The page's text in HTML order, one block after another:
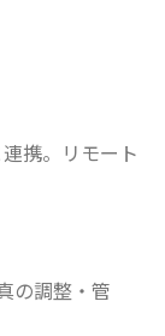
携。リモート
の調整・管